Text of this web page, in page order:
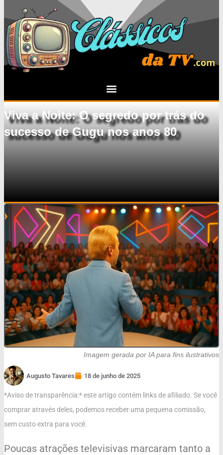
Viva a Noite: O segredo por trás do
sucesso de Gugu nos anos 80
Imagem gerada por IA para fins ilustrativos
Augusto Tavares 18 de junho de 2025
*Aviso de transparência:* este artigo contém links de afiliado. Se você
comprar através deles, podemos receber uma pequena comissão,
sem custo extra para você.
Poucas atrações televisivas marcaram tanto a